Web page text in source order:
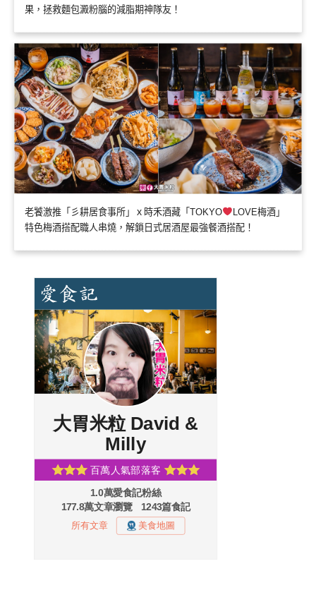
果，拯救麵包澱粉腦的減脂期神隊友！
老饕激推「彡耕居食事所」ｘ時禾酒藏「TOKYO
LOVE梅酒」
特色梅酒搭配職人串燒，解鎖日式居酒屋最強餐酒搭配！